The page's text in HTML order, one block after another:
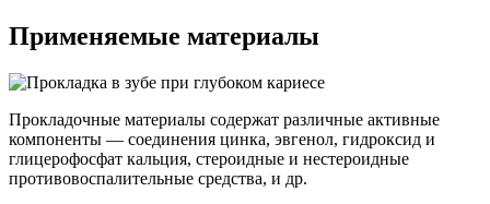
Применяемые материалы
Прокладочные материалы содержат различные активные
компоненты ― соединения цинка, эвгенол, гидроксид и
глицерофосфат кальция, стероидные и нестероидные
противовоспалительные средства, и др.